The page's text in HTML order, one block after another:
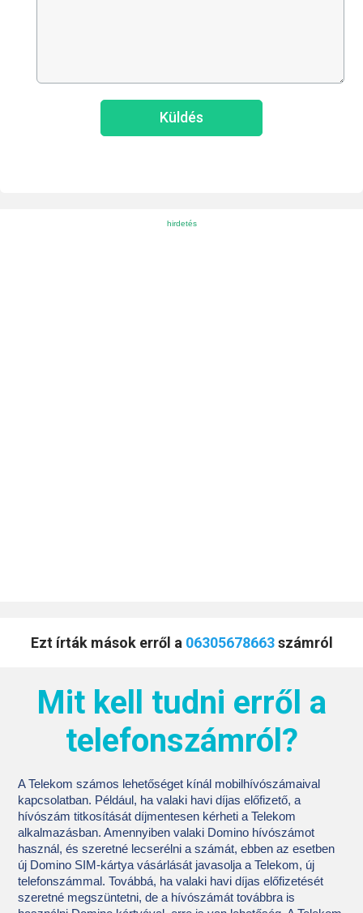
Küldés
Ezt írták mások erről a 06305678663számról
Mit kell tudni erről a
telefonszámról?
A Telekom számos lehetőséget kínál mobilhívószámaival
kapcsolatban. Például, ha valaki havi díjas előfizető, a
hívószám titkosítását díjmentesen kérheti a Telekom
alkalmazásban. Amennyiben valaki Domino hívószámot
használ, és szeretné lecserélni a számát, ebben az esetben
új Domino SIM-kártya vásárlását javasolja a Telekom, új
telefonszámmal. Továbbá, ha valaki havi díjas előfizetését
szeretné megszüntetni, de a hívószámát továbbra is